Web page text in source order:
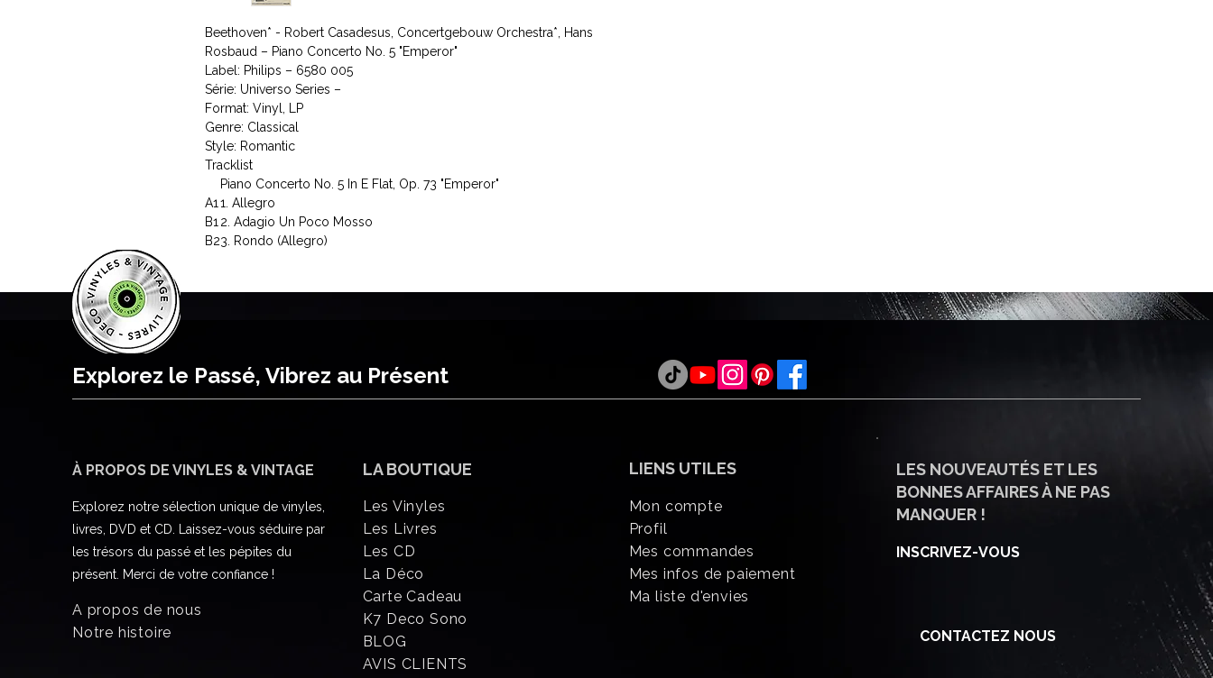
Beethoven* - Robert Casadesus, Concertgebouw Orchestra*, Hans
Rosbaud ‎– Piano Concerto No. 5 "Emperor"
Label: Philips ‎– 6580 005
Série: Universo Series –
Format: Vinyl, LP
Genre: Classical
Style: Romantic
Tracklist
Piano Concerto No. 5 In E Flat, Op. 73 "Emperor"
A1 1. Allegro
B1 2. Adagio Un Poco Mosso
B23. Rondo (Allegro)
Explorez le Passé, Vibrez au Présent
À PROPOS DE VINYLES & VINTAGE
Explorez notre sélection unique de vinyles,
livres, DVD et CD. Laissez-vous séduire par
les trésors du passé et les pépites du
présent. Merci de votre confiance !
A propos de nous
Notre histoire
LA BOUTIQUE
Les Vinyles
Les Livres
Les CD
La Déco
Carte Cadeau
K7 Deco Sono
BLOG
AVIS CLIENTS
LIENS UTILES
Mon compte
Profil
Mes commandes
Mes infos de paiement
Ma liste d'envies
LES NOUVEAUTÉS ET LES
BONNES AFFAIRES À NE PAS
MANQUER !
INSCRIVEZ-VOUS
CONTACTEZ NOUS